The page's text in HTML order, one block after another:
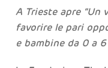
A Trieste apre “Un
favorire le pari
e bambine da 0 a